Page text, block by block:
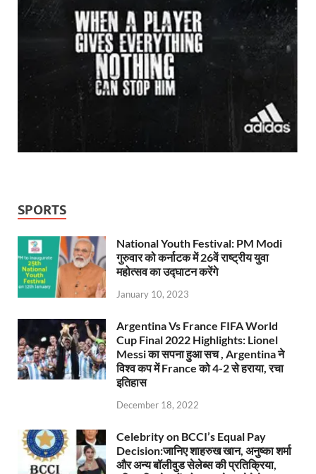
SPORTS
National Youth Festival: PM Modi
गुरुवार को कर्नाटक में 26वें राष्ट्रीय युवा
महोत्सव का उद्घाटन करेंगे
January 10, 2023
Argentina Vs France FIFA World
Cup Final 2022 Highlights: Lionel
Messi का सपना हुआ सच , Argentina ने
विश्व कप में France को 4-2 से हराया, रचा
इतिहास
December 18, 2022
Celebrity on BCCI’s Equal Pay
Decision:जानिए शाहरुख खान, अनुष्का शर्मा
और अन्य बॉलीवुड सेलेब्स की प्रतिक्रिया,